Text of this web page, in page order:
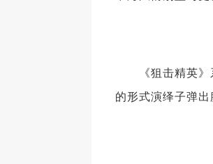
《狙击精英》
的形式演绎子弹